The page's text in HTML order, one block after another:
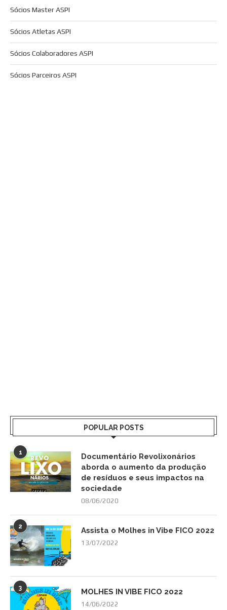
Sócios Master ASPI
Sócios Atletas ASPI
Sócios Colaboradores ASPI
Sócios Parceiros ASPI
POPULAR POSTS
1
Documentário Revolixonários
aborda o aumento da produção
de resíduos e seus impactos na
sociedade
08/06/2020
2 Assista o Molhes in Vibe FICO 2022
13/07/2022
3 MOLHES IN VIBE FICO 2022
14/06/2022